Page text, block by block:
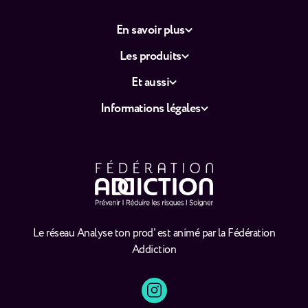
Le réseau Analyse ton prod' est animé par la Fédération
Addiction
En savoir plus
Les produits
Et aussi
Informations légales